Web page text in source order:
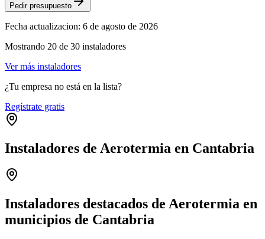
Pedir presupuesto
Fecha actualizacion: 6 de agosto de 2026
Mostrando 20 de 30 instaladores
Ver más instaladores
¿Tu empresa no está en la lista?
Regístrate gratis
Instaladores de Aerotermia en Cantabria
−
Instaladores destacados de Aerotermia en
municipios de Cantabria